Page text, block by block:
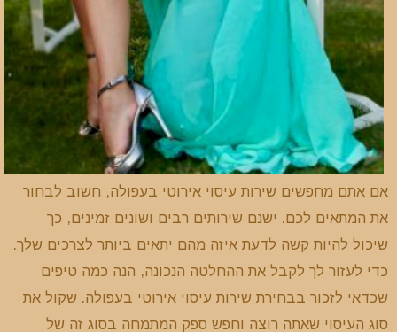
אם אתם מחפשים שירות עיסוי אירוטי בעפולה, חשוב לבחור
את המתאים לכם. ישנם שירותים רבים ושונים זמינים, כך
שיכול להיות קשה לדעת איזה מהם יתאים ביותר לצרכים שלך.
כדי לעזור לך לקבל את ההחלטה הנכונה, הנה כמה טיפים
שכדאי לזכור בבחירת שירות עיסוי אירוטי בעפולה. שקול את
סוג העיסוי שאתה רוצה וחפש ספק המתמחה בסוג זה של